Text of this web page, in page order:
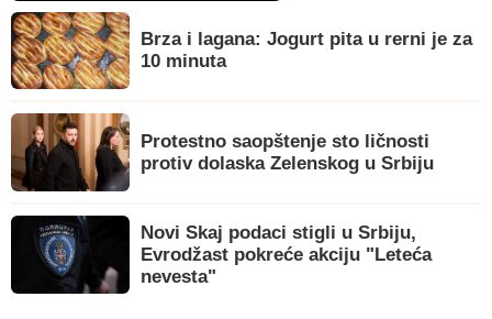
Brza i lagana: Jogurt pita u rerni je za
10 minuta
Protestno saopštenje sto ličnosti
protiv dolaska Zelenskog u Srbiju
Novi Skaj podaci stigli u Srbiju,
Evrodžast pokreće akciju "Leteća
nevesta"